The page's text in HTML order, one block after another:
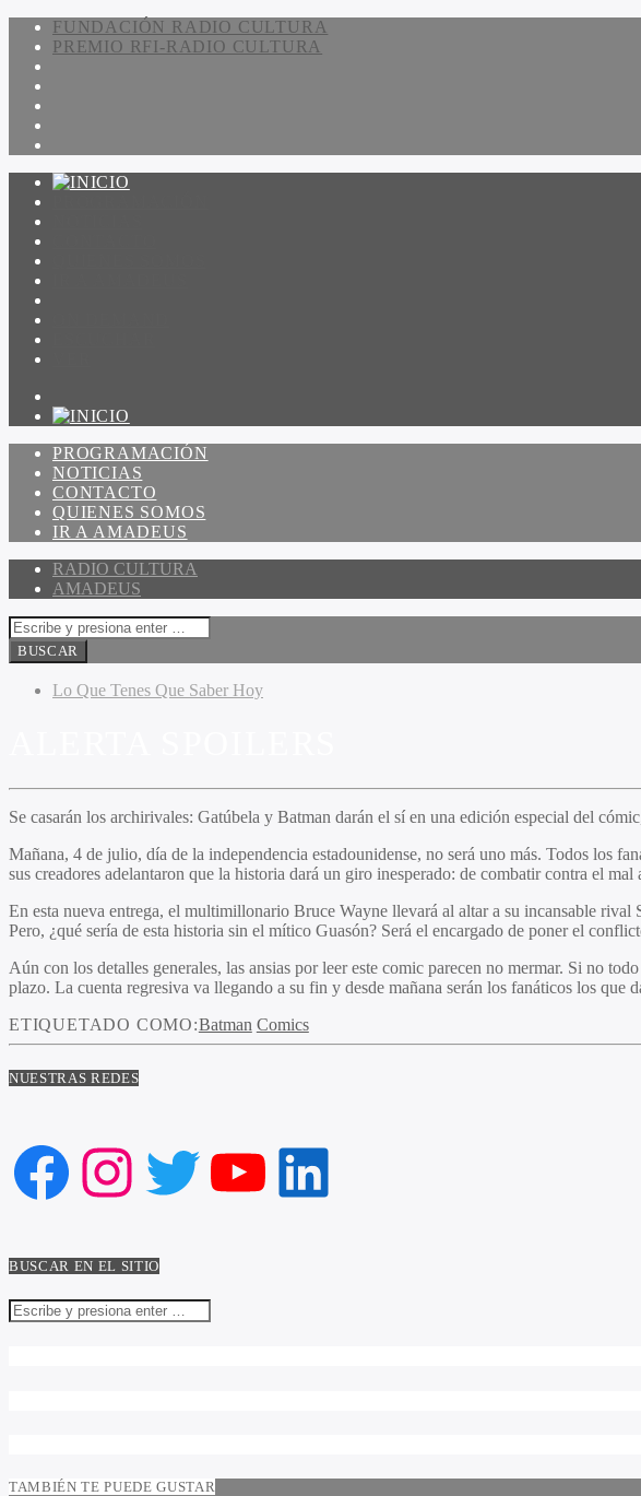
FUNDACIÓN RADIO CULTURA
PREMIO RFI-RADIO CULTURA
PROGRAMACIÓN
NOTICIAS
CONTACTO
QUIENES SOMOS
IR A AMADEUS
RADIO CULTURA
AMADEUS
Lo Que Tenes Que Saber Hoy
Se casarán los archirivales: Gatúbela y Batman darán el sí en una edición especial del
Mañana, 4 de julio, día de la independencia estadounidense, no será uno más. Todos los
sus creadores adelantaron que la historia dará un giro inesperado: de combatir contra el
En esta nueva entrega, el multimillonario Bruce Wayne llevará al altar a su incansable
Pero, ¿qué sería de esta historia sin el mítico Guasón? Será el encargado de poner el
Aún con los detalles generales, las ansias por leer este comic parecen no mermar. Si no
plazo. La cuenta regresiva va llegando a su fin y desde mañana serán los fanáticos los que
ETIQUETADO COMO:Batman Comics
NUESTRAS REDES
Facebook
Instagram
Twitter
YouTube
LinkedIn
BUSCAR EN EL SITIO
TAMBIÉN TE PUEDE GUSTAR